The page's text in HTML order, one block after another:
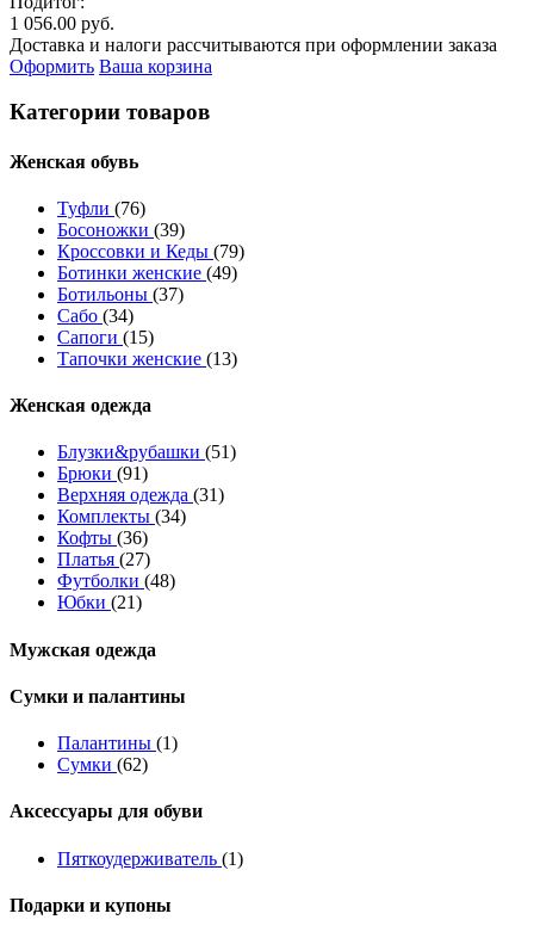
1 056.00 руб.
Доставка и налоги рассчитываются при оформлении заказа
Оформить Ваша корзина
Категории товаров
Женcкая обувь
Туфли (76)
Босоножки (39)
Кроссовки и Кеды (79)
Ботинки женские (49)
Ботильоны (37)
Сабо (34)
Сапоги (15)
Тапочки женские (13)
Женская одежда
Блузки&рубашки (51)
Брюки (91)
Верхняя одежда (31)
Комплекты (34)
Кофты (36)
Платья (27)
Футболки (48)
Юбки (21)
Мужская одежда
Сумки и палантины
Палантины (1)
Сумки (62)
Аксессуары для обуви
Пяткоудерживатель (1)
Подарки и купоны